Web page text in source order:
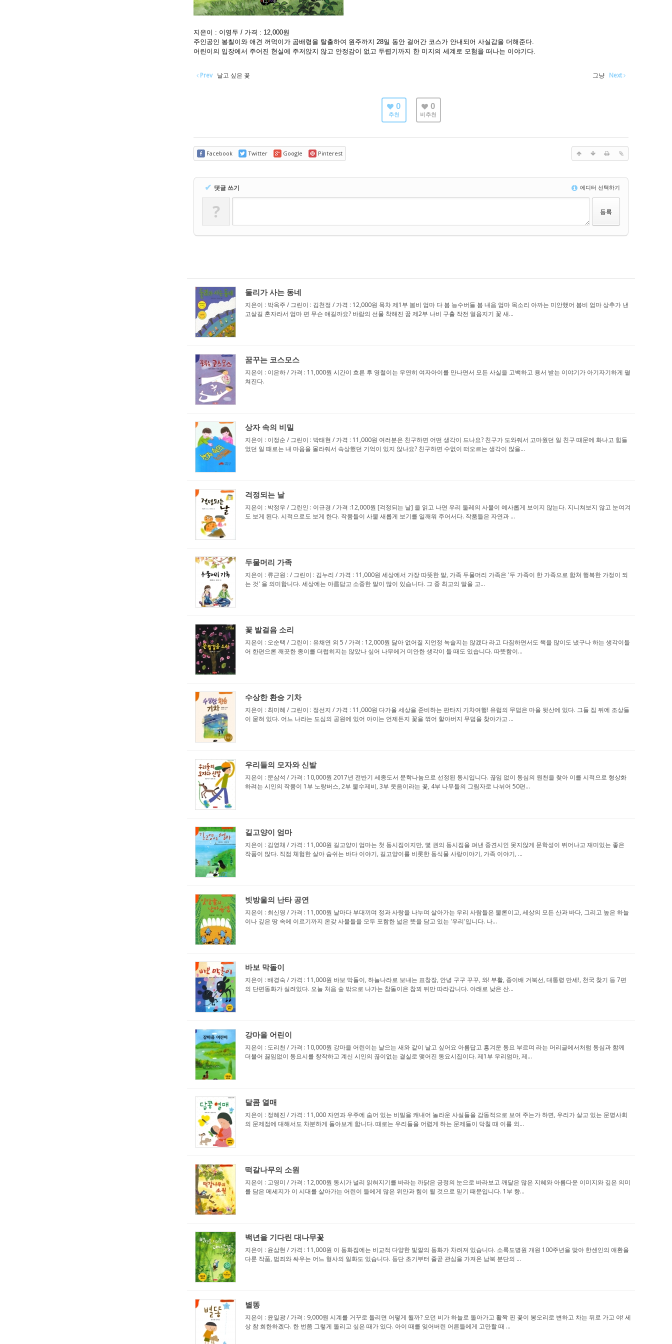
지은이 : 이영두 / 가격 : 12,000원
주인공인 봉칠이와 애견 꺼먹이가 곰배령을 탈출하여 원주까지 28일 동안 걸어간 코스가 안내되어 사실감을 더해준다.
어린이의 입장에서 주어진 현실에 주저앉지 않고 안정감이 없고 두렵기까지 한 미지의 세계로 모험을 떠나는 이야기다.
Prev 날고 싶은 꽃 그냥 Next
0
추천
0
비추천
Facebook Twitter Google Pinterest
✔ 댓글 쓰기 에디터 선택하기
?
둘리가 사는 동네
지은이 : 박옥주 / 그린이 : 김천정 / 가격 : 12,000원 목차 제1부 봄비 엄마 다 봄 능수버들 봄 내음 엄마 목소리 아까는 미안했어 봄비 엄마 상추가 낸
고샅길 혼자라서 엄마 편 무슨 얘길까요? 바람의 선물 착해진 꿈 제2부 나비 구출 작전 얼음지기 꽃 새...
꿈꾸는 코스모스
지은이 : 이은하 / 가격 : 11,000원 시간이 흐른 후 영철이는 우연히 여자아이를 만나면서 모든 사실을 고백하고 용서 받는 이야기가 아기자기하게 펼
쳐진다.
상자 속의 비밀
지은이 : 이정순 / 그린이 : 박태현 / 가격 : 11,000원 여러분은 친구하면 어떤 생각이 드나요? 친구가 도와줘서 고마웠던 일 친구 때문에 화나고 힘들
었던 일 때로는 내 마음을 몰라줘서 속상했던 기억이 있지 않나요? 친구하면 수없이 떠오르는 생각이 많을...
걱정되는 날
지은이 : 박정우 / 그린인 : 이규경 / 가격 :12,000원 [걱정되는 날] 을 읽고 나면 우리 둘레의 사물이 예사롭게 보이지 않는다. 지니쳐보지 않고 눈여겨
도 보게 된다. 시적으로도 보게 한다. 작품들이 사물 새롭게 보기를 일깨워 주어서다. 작품들은 자연과 ...
두물머리 가족
지은이 : 류근원 : / 그린이 : 김누리 / 가격 : 11,000원 세상에서 가장 따뜻한 말, 가족 두물머리 가족은 '두 가족이 한 가족으로 합쳐 행복한 가정이 되
는 것' 을 의미합니다. 세상에는 아름답고 소중한 말이 많이 있습니다. 그 중 최고의 말을 고...
꽃 발걸음 소리
지은이 : 오순택 / 그린이 : 유채연 외 5 / 가격 : 12,000원 닳아 없어질 지언정 녹슬지는 않겠다 라고 다짐하면서도 책을 많이도 냈구나 하는 생각이들
어 한편으론 깨끗한 종이를 더럽히지는 않았나 싶어 나무에거 미안한 생각이 들 때도 있습니다. 따뜻함이...
수상한 환승 기차
지은이 : 최미혜 / 그린이 : 정선지 / 가격 : 11,000원 다가올 세상을 준비하는 판타지 기차여행! 유럽의 무덤은 마을 뒷산에 있다. 그들 집 뒤에 조상들
이 묻혀 있다. 어느 나라는 도심의 공원에 있어 아이는 언제든지 꽃을 꺾어 할아버지 무덤을 찾아가고 ...
우리들의 모자와 신발
지은이 : 문삼석 / 가격 : 10,000원 2017년 전반기 세종도서 문학나눔으로 선정된 동시입니다. 끊임 없이 동심의 원천을 찾아 이를 시적으로 형상화
하려는 시인의 작품이 1부 노랑버스, 2부 물수제비, 3부 웃음이라는 꽃, 4부 나무들의 그림자로 나뉘어 50편...
길고양이 엄마
지은이 : 김영채 / 가격 : 11,000원 길고양이 엄마는 첫 동시집이지만, 몇 권의 동시집을 펴낸 중견시인 못지않게 문학성이 뛰어나고 재미있는 좋은
작품이 많다. 직접 체험한 살아 숨쉬는 바다 이야기, 길고양이를 비롯한 동식물 사랑이야기, 가족 이야기, ...
빗방울의 난타 공연
지은이 : 최신영 / 가격 : 11,000원 날마다 부대끼며 정과 사랑을 나누며 살아가는 우리 사람들은 물론이고, 세상의 모든 산과 바다, 그리고 높은 하늘
이나 깊은 땅 속에 이르기까지 온갖 사물들을 모두 포함한 넓은 뜻을 담고 있는 '우리'입니다. 나...
바보 막돌이
지은이 : 배경숙 / 가격 : 11,000원 바보 막돌이, 하늘나라로 보내는 표창장, 안녕 구구 꾸꾸, 와! 부활, 종이배 거북선, 대통령 만세!, 천국 찾기 등 7편
의 단편동화가 실려있다. 오늘 처음 숲 밖으로 나가는 참돌이은 참꾀 뒤만 따라갑니다. 아래로 낮은 산...
강마을 어린이
지은이 : 도리천 / 가격 : 10,000원 강마을 어린이는 날으는 새와 같이 날고 싶어요 아름답고 흥겨운 동요 부르며 라는 머리글에서처럼 동심과 함께
더불어 끓임없이 동요시를 창작하고 계신 시인의 끊이없는 결실로 맺어진 동요시집이다. 제1부 우리엄마, 제...
달콤 열매
지은이 : 정혜진 / 가격 : 11,000 자연과 우주에 숨어 있는 비밀을 캐내어 놀라운 사실들을 감동적으로 보여 주는가 하면, 우리가 살고 있는 문명사회
의 문제점에 대해서도 차분하게 돌아보게 합니다. 때로는 우리들을 어렵게 하는 문제들이 닥칠 때 이를 외...
떡갈나무의 소원
지은이 : 고영미 / 가격 : 12,000원 동시가 널리 읽혀지기를 바라는 까닭은 긍정의 눈으로 바라보고 깨달은 많은 지혜와 아름다운 이미지와 깊은 의미
를 담은 메세지가 이 시대를 살아가는 어린이 들에게 많은 위안과 힘이 될 것으로 믿기 때문입니다. 1부 향...
백년을 기다린 대나무꽃
지은이 : 윤삼현 / 가격 : 11,000원 이 동화집에는 비교적 다양한 빛깔의 동화가 차려져 있습니다. 소록도병원 개원 100주년을 맞아 한센인의 애환을
다룬 작품, 범죄와 싸우는 어느 형사의 일화도 있습니다. 등단 초기부터 줄곧 관심을 가져온 남북 분단의 ...
별똥
지은이 : 윤일광 / 가격 : 9,000원 시계를 거꾸로 돌리면 어떻게 될까? 오던 비가 하늘로 돌아가고 활짝 핀 꽃이 봉오리로 변하고 차는 뒤로 가고 야! 세
상 참 희한하겠다. 한 번쯤 그렇게 돌리고 싶은 때가 있다. 아이 때를 잊어버린 어른들에게 고만할 때 ...